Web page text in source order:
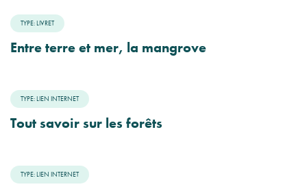
TYPE: LIVRET
Entre terre et mer, la mangrove
TYPE: LIEN INTERNET
Tout savoir sur les forêts
TYPE: LIEN INTERNET